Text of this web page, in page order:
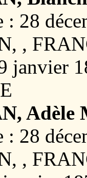
: 28
,
janvier
Adèle
: 28
,